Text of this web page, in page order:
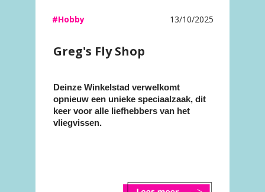
#Hobby 13/10/2025
Greg's Fly Shop
Deinze Winkelstad verwelkomt
opnieuw een unieke speciaalzaak, dit
keer voor alle liefhebbers van het
vliegvissen.